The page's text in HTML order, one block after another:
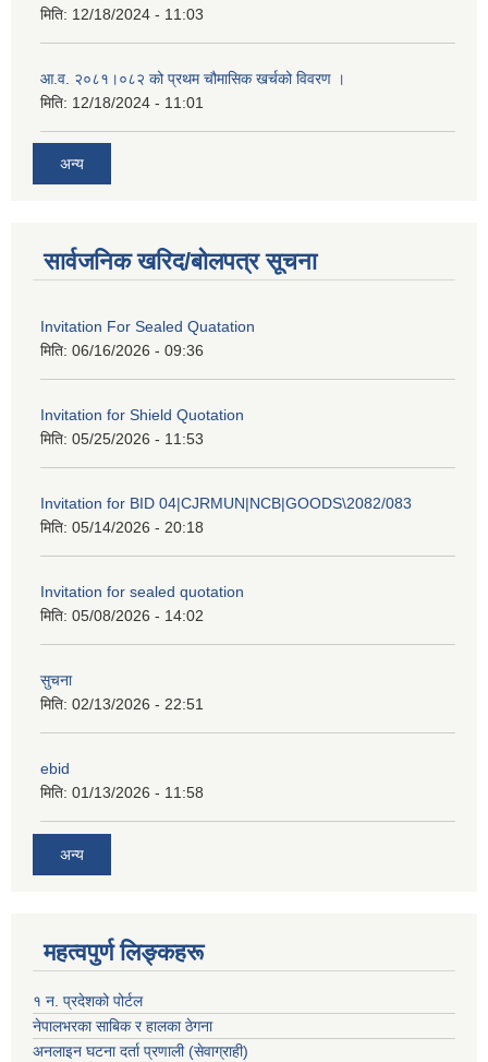
मिति: 12/18/2024 - 11:03
आ.व. २०८१।०८२ को प्रथम चौमासिक खर्चको विवरण ।
मिति: 12/18/2024 - 11:01
अन्य
सार्वजनिक खरिद/बोलपत्र सूचना
Invitation For Sealed Quatation
मिति: 06/16/2026 - 09:36
Invitation for Shield Quotation
मिति: 05/25/2026 - 11:53
Invitation for BID 04|CJRMUN|NCB|GOODS\2082/083
मिति: 05/14/2026 - 20:18
Invitation for sealed quotation
मिति: 05/08/2026 - 14:02
सुचना
मिति: 02/13/2026 - 22:51
ebid
मिति: 01/13/2026 - 11:58
अन्य
महत्वपुर्ण लिङ्कहरू
१ न. प्रदेशको पोर्टल
नेपालभरका साबिक र हालका ठेगना
अनलाइन घटना दर्ता प्रणाली (सेवाग्राही)